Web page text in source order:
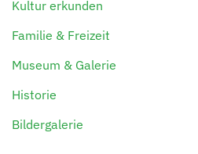
Kultur erkunden
Familie & Freizeit
Museum & Galerie
Historie
Bildergalerie